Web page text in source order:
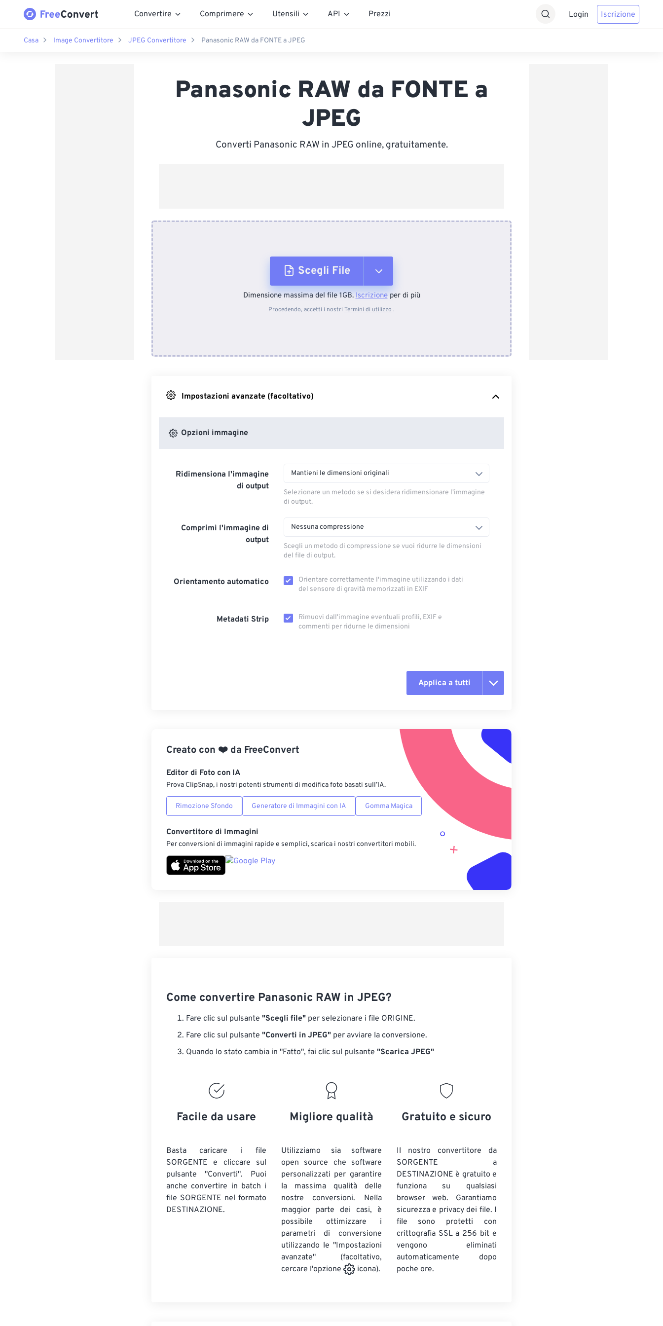
Convertire Comprimere Utensili API Prezzi Login Iscrizione
Casa Image Convertitore JPEG Convertitore Panasonic RAW da FONTE a JPEG
Panasonic RAW da FONTE a
JPEG
Converti Panasonic RAW in JPEG online, gratuitamente.
Scegli File
Dal dispositivo
Dimensione massima del file 1GB.Iscrizioneper di più
Procedendo, accetti i nostri Termini di utilizzo .
Impostazioni avanzate (facoltativo)
Opzioni immagine
Ridimensiona l'immagine
di output
Mantieni le dimensioni originali
Selezionare un metodo se si desidera ridimensionare l'immagine
di output.
Comprimi l'immagine di
output
Nessuna compressione
Scegli un metodo di compressione se vuoi ridurre le dimensioni
del file di output.
Orientamento automatico
Orientare correttamente l'immagine utilizzando i dati
del sensore di gravità memorizzati in EXIF
Metadati Strip
Rimuovi dall'immagine eventuali profili, EXIF ​​e
commenti per ridurne le dimensioni
Applica a tutti
Applica da preimpostazione
Salva come predefinito
Creato con ❤️ da FreeConvert
Editor di Foto con IA
Prova ClipSnap, i nostri potenti strumenti di modifica foto basati sull’IA.
Rimozione Sfondo Generatore di Immagini con IA Gomma Magica
Convertitore di Immagini
Per conversioni di immagini rapide e semplici, scarica i nostri convertitori mobili.
Come convertire Panasonic RAW in JPEG?
Fare clic sul pulsante "Scegli file" per selezionare i file ORIGINE.
Fare clic sul pulsante "Converti in JPEG" per avviare la conversione.
Quando lo stato cambia in "Fatto", fai clic sul pulsante "Scarica JPEG"
Facile da usare
Basta caricare i file
SORGENTE e cliccare sul
pulsante "Converti". Puoi
anche convertire in batch i
file SORGENTE nel formato
DESTINAZIONE.
Migliore qualità
Utilizziamo sia software
open source che software
personalizzati per garantire
la massima qualità delle
nostre conversioni. Nella
maggior parte dei casi, è
possibile ottimizzare i
parametri di conversione
utilizzando le "Impostazioni
avanzate" (facoltativo,
cercare l'opzione
icona).
Gratuito e sicuro
Il nostro convertitore da
SORGENTE a
DESTINAZIONE è gratuito e
funziona su qualsiasi
browser web. Garantiamo
sicurezza e privacy dei file. I
file sono protetti con
crittografia SSL a 256 bit e
vengono eliminati
automaticamente dopo
poche ore.